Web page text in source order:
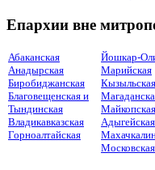
Епархии вне
Абаканская
Анадырская
Биробиджанская
Благовещенская и
Тындинская
Владикавказская
Горноалтайская
Йошкар-
Марийская
Кызыльская
Адыгейская